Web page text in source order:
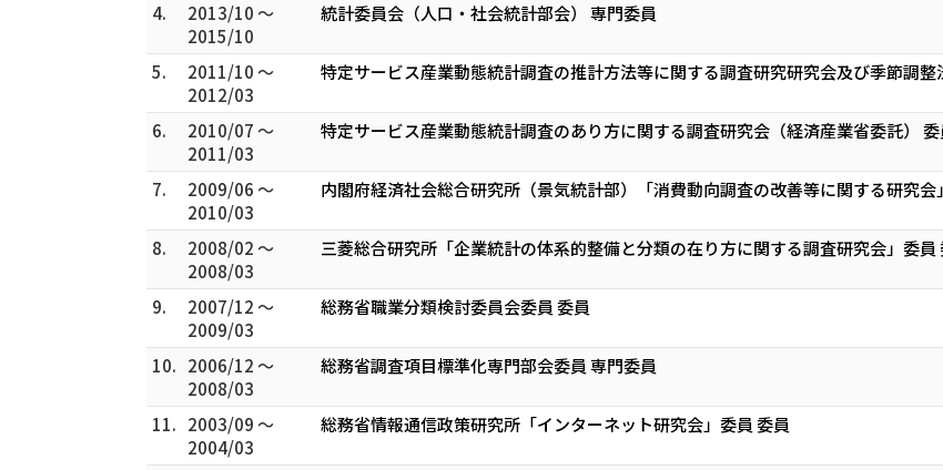
4.
2013/10 ～
2015/10
統計委員会（人口・社会統計部会） 専門委員
5.
2011/10 ～
2012/03
特定サービス産業動態統計調査の推計方法等に関する調査研究研究会及び季節調
6.
2010/07 ～
2011/03
特定サービス産業動態統計調査のあり方に関する調査研究会（経済産業省委託） 委
7.
2009/06 ～
2010/03
内閣府経済社会総合研究所（景気統計部）「消費動向調査の改善等に関する研究会
8.
2008/02 ～
2008/03
三菱総合研究所「企業統計の体系的整備と分類の在り方に関する調査研究会」委員
9.
2007/12 ～
2009/03
総務省職業分類検討委員会委員 委員
10. 2006/12 ～
2008/03
総務省調査項目標準化専門部会委員 専門委員
11. 2003/09 ～
2004/03
総務省情報通信政策研究所「インターネット研究会」委員 委員